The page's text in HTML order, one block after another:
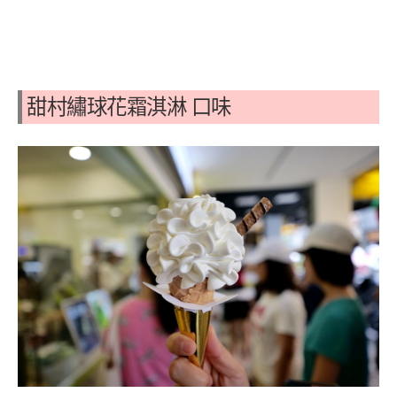
甜村繡球花霜淇淋 口味